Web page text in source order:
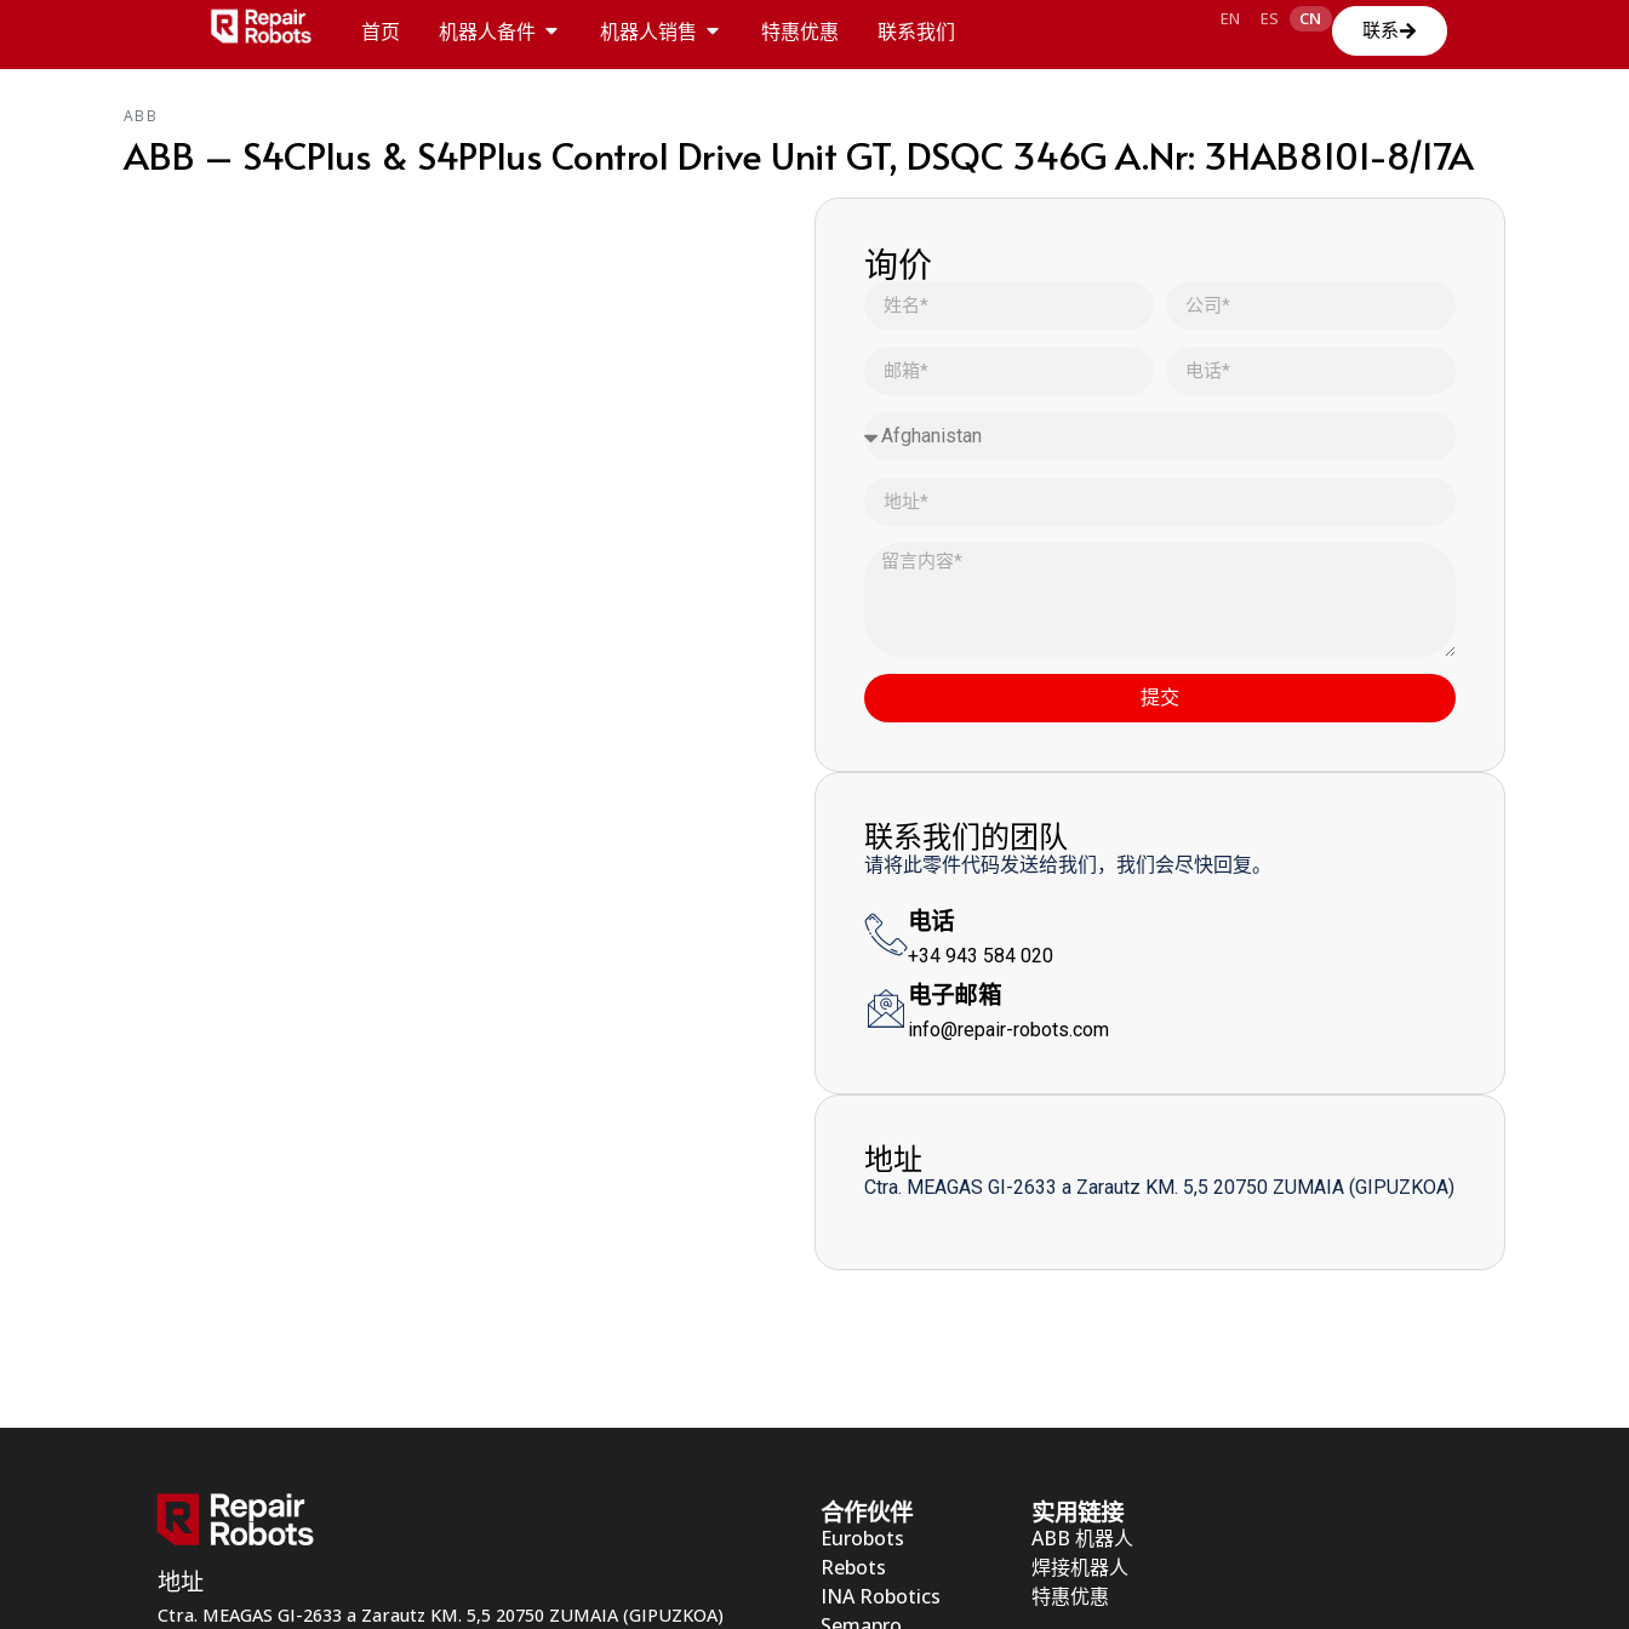
首页 机器人备件 机器人销售 特惠优惠 联系我们 EN ES CN
联系
ABB
ABB – S4CPlus & S4PPlus Control Drive Unit GT, DSQC 346G A.Nr: 3HAB8101-8/17A
询价
提交
联系我们的团队
请将此零件代码发送给我们，我们会尽快回复。
电话
+34 943 584 020
电子邮箱
info@repair-robots.com
地址
Ctra. MEAGAS GI-2633 a Zarautz KM. 5,5 20750 ZUMAIA (GIPUZKOA)
地址
Ctra. MEAGAS GI-2633 a Zarautz KM. 5,5 20750 ZUMAIA (GIPUZKOA)
合作伙伴
Eurobots
Rebots
INA Robotics
实用链接
ABB 机器人
焊接机器人
特惠优惠